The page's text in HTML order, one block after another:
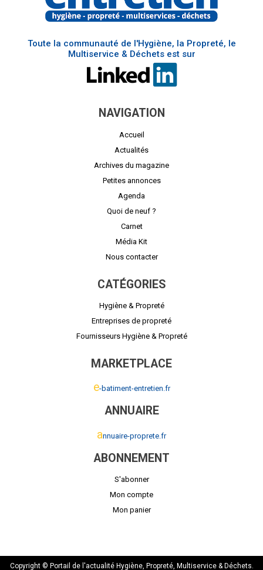
Toute la communauté de l'Hygiène, la Propreté, le
Multiservice & Déchets est sur
NAVIGATION
Accueil
Actualités
Archives du magazine
Petites annonces
Agenda
Quoi de neuf ?
Carnet
Média Kit
Nous contacter
CATÉGORIES
Hygiène & Propreté
Entreprises de propreté
Fournisseurs Hygiène & Propreté
MARKETPLACE
e-batiment-entretien.fr
ANNUAIRE
annuaire-proprete.fr
ABONNEMENT
S'abonner
Mon compte
Mon panier
Copyright © Portail de l'actualité Hygiène, Propreté, Multiservice & Déchets.